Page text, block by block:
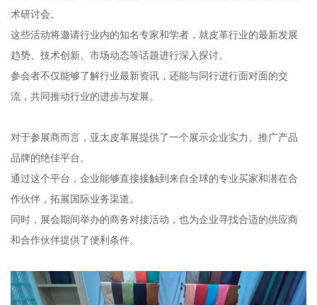
术研讨会。
这些活动将邀请行业内的知名专家和学者，就皮革行业的最新发展
趋势、技术创新、市场动态等话题进行深入探讨。
参会者不仅能够了解行业最新资讯，还能与同行进行面对面的交
流，共同推动行业的进步与发展。
对于参展商而言，亚太皮革展提供了一个展示企业实力、推广产品
品牌的绝佳平台。
通过这个平台，企业能够直接接触到来自全球的专业买家和潜在合
作伙伴，拓展国际业务渠道。
同时，展会期间举办的商务对接活动，也为企业寻找合适的供应商
和合作伙伴提供了便利条件。